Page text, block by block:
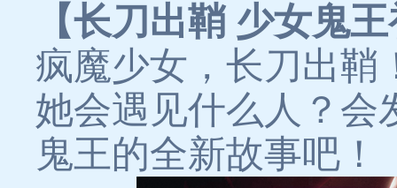
【长刀出鞘 少女鬼
疯魔少女，长刀出鞘
她会遇见什么人？会
鬼王的全新故事吧！